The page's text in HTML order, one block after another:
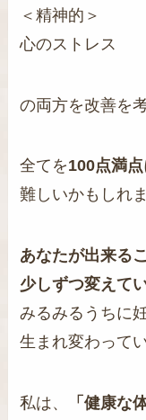
＜精神的＞
心のストレス
の両方を改善を
全てを100点満点
難しいかもしれ
あなたが出来る
少しずつ変えて
みるみるうちに
生まれ変わって
私は、 「健康な